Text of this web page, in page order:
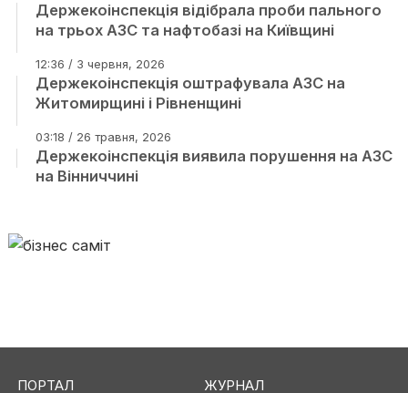
Держекоінспекція відібрала проби пального
на трьох АЗС та нафтобазі на Київщині
12:36 / 3 червня, 2026
Держекоінспекція оштрафувала АЗС на
Житомирщині і Рівненщині
03:18 / 26 травня, 2026
Держекоінспекція виявила порушення на АЗС
на Вінниччині
ПОРТАЛ ЖУРНАЛ